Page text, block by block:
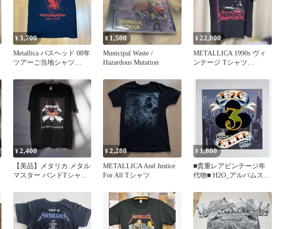
¥3,700
Metallica パスヘッド 08年
ツアーご当地シャツ
¥ 1,500
Municipal Waste /
Hazardous Mutation
¥22,000
METALLICA 1990s ヴィ
ンテージ Tシャツ
¥2,400
【美品】メタリカ メタル
マスター バンドTシャツ
¥2,280
METALLICA And Justice
For All Tシャツ
¥ 1,800
■貴重レアビンテージ年
代物■ H2O_アルバムステ